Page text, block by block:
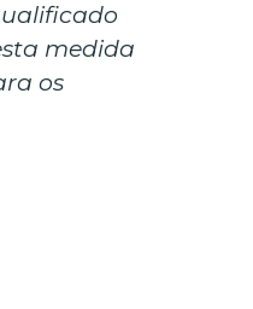
medida
os